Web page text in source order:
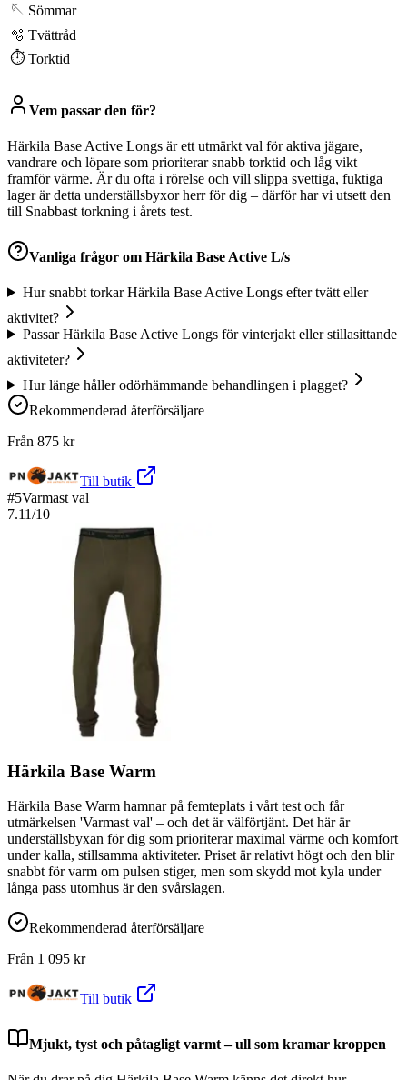
🪡 Sömmar
🫧 Tvättråd
⏱ Torktid
Vem passar den för?
Härkila Base Active Longs är ett utmärkt val för aktiva jägare,
vandrare och löpare som prioriterar snabb torktid och låg vikt
framför värme. Är du ofta i rörelse och vill slippa svettiga, fuktiga
lager är detta underställsbyxor herr för dig – därför har vi utsett den
till Snabbast torkning i årets test.
Vanliga frågor om Härkila Base Active L/s
Hur snabbt torkar Härkila Base Active Longs efter tvätt eller
aktivitet?
Passar Härkila Base Active Longs för vinterjakt eller stillasittande
aktiviteter?
Hur länge håller odörhämmande behandlingen i plagget?
Rekommenderad återförsäljare
Från 875 kr
Till butik
#5Varmast val
7.11/10
Härkila Base Warm
Härkila Base Warm hamnar på femteplats i vårt test och får
utmärkelsen 'Varmast val' – och det är välförtjänt. Det här är
underställsbyxan för dig som prioriterar maximal värme och komfort
under kalla, stillsamma aktiviteter. Priset är relativt högt och den blir
snabbt för varm om pulsen stiger, men som skydd mot kyla under
långa pass utomhus är den svårslagen.
Rekommenderad återförsäljare
Från 1 095 kr
Till butik
Mjukt, tyst och påtagligt varmt – ull som kramar kroppen